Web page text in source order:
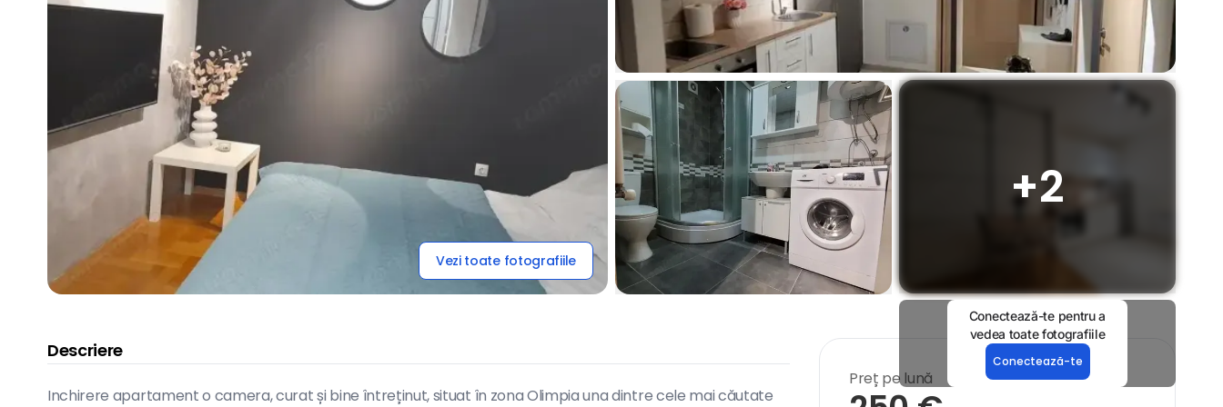
Vezi toate fotografiile
Conectează-te pentru a
vedea toate fotografiile
Conectează-te
+2
Descriere
Inchirere apartament o camera, curat și bine întreținut, situat în zona Olimpia una dintre cele mai căutate
Preț pe lună